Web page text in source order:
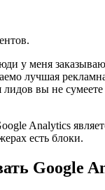
у меня
лучшая
вы не
Analytics
есть блоки.
Google